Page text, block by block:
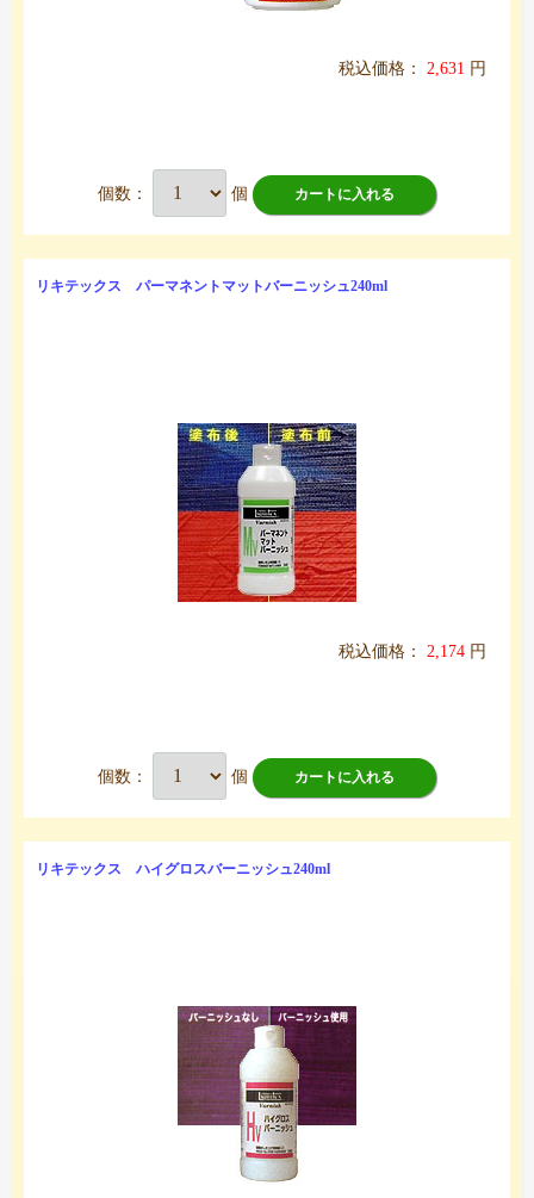
税込価格： 2,631 円
個数： 個 カートに入れる
リキテックス パーマネントマットバーニッシュ240ml
税込価格： 2,174 円
個数： 個 カートに入れる
リキテックス ハイグロスバーニッシュ240ml